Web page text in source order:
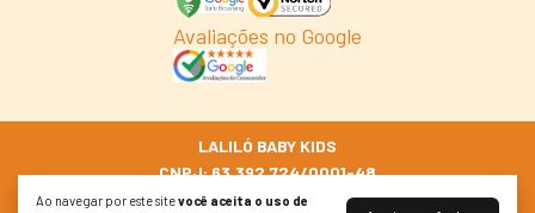
Ao navegar por este sitevocê aceita o uso de
Avaliações no Google
LALILÓ BABY KIDS
CNPJ: 63.392.724/0001-48
© 2026 Lalilo.com.br